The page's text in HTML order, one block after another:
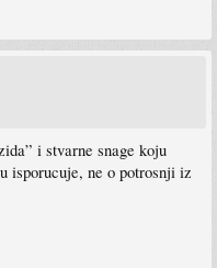
i stvarne snage koju
isporucuje, ne o potrosnji iz